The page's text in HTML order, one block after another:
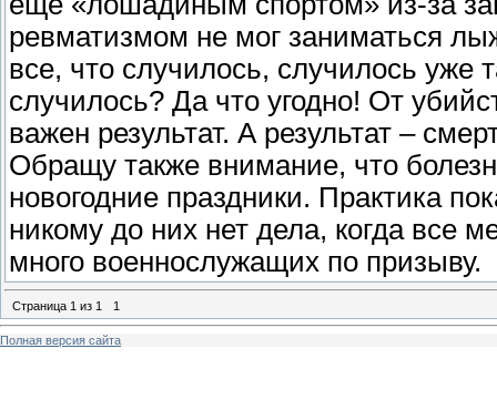
ревматизмом не мог заниматься
все, что случилось, случилось
случилось? Да что угодно! От
важен результат. А результат –
Обращу также внимание, что
новогодние праздники. Практика
никому до них нет дела, когда все
много военнослужащих по призыву.
Страница 1 из 1 1
Полная версия сайта